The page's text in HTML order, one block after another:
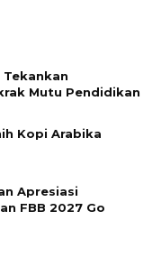
Mutu Pendidikan
Kopi Arabika
Apresiasi
FBB 2027 Go